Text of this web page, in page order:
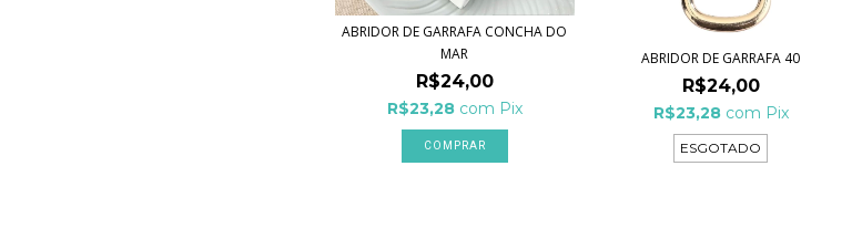
ABRIDOR DE GARRAFA CONCHA DO
MAR
R$24,00
R$23,28 com Pix
ABRIDOR DE GARRAFA 40
R$24,00
R$23,28 com Pix
ESGOTADO